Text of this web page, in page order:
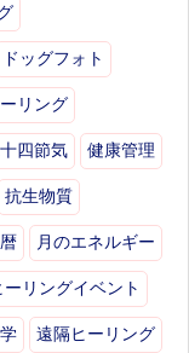
ドッグフォト
リング
四節気 健康管理
抗生物質
暦 月のエネルギー
リングイベント
遠隔ヒーリング